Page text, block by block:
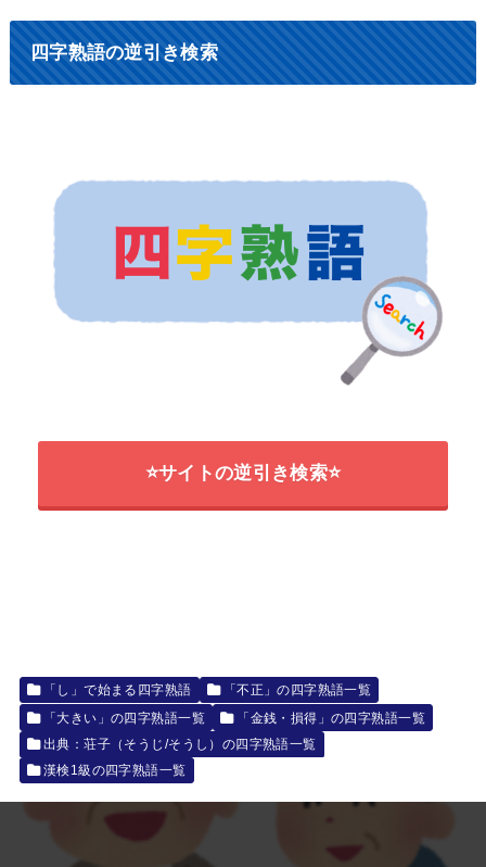
四字熟語の逆引き検索
⭐サイトの逆引き検索⭐
「し」で始まる四字熟語
「不正」の四字熟語一覧
「大きい」の四字熟語一覧
「金銭・損得」の四字熟語一覧
出典：荘子（そうじ/そうし）の四字熟語一覧
漢検1級の四字熟語一覧